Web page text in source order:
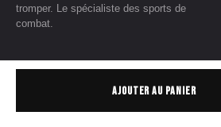
AJOUTER AU PANIER
tromper. Le spécialiste des sports de
combat.
Mentions légales•Données personnelles